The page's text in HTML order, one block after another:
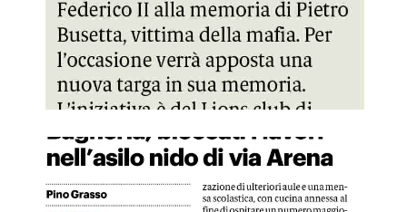
GDS 14/04/2023 Bloccati i lavori dell'asilo in via Morana